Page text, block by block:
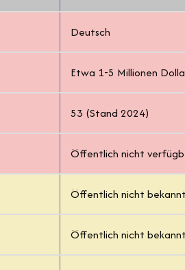
Deutsch
Etwa 1-5 Millionen
53 (Stand 2024)
Öffentlich nicht
Öffentlich nicht bekannt
Öffentlich nicht bekannt